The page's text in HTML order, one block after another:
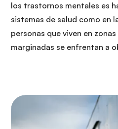
los trastornos mentales es
sistemas de salud como en
personas que viven en
marginadas se enfrentan a